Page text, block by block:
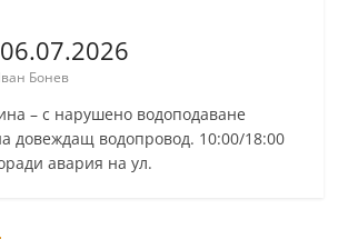
Бонев
– с нарушено водоподаване
довеждащ водопровод. 10:00/18:00
авария на ул.